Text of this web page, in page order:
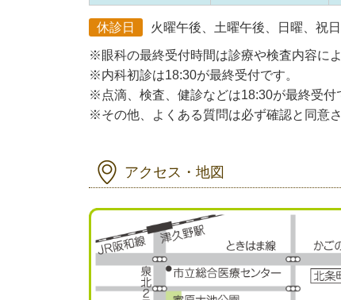
休診日 火曜午後、土曜午後、日曜、祝日
※眼科の最終受付時間は診療や検査内容によ
※内科初診は18:30が最終受付です。
※点滴、検査、健診などは18:30が最終受付
※その他、よくある質問は必ず確認と同意
アクセス・地図